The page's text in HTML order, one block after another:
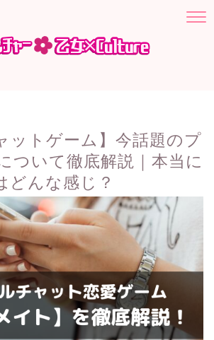
ットゲーム】今話題のプ
ついて徹底解説｜本当に
どんな感じ？